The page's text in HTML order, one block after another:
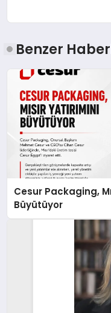
Benzer
Cesur Packaging,
Büyütüyor